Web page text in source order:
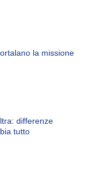
la missione
differenze
tutto